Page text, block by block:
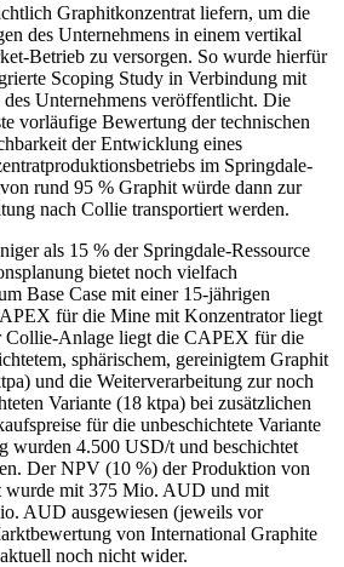
Graphitkonzentrat liefern, um die
des Unternehmens in einem vertikal
Betrieb zu versorgen. So wurde hierfür
Scoping Study in Verbindung mit
des Unternehmens veröffentlicht. Die
vorläufige Bewertung der technischen
der Entwicklung eines
im Springdale-
rund 95 % Graphit würde dann zur
nach Collie transportiert werden.
als 15 % der Springdale-Ressource
bietet noch vielfach
Base Case mit einer 15-jährigen
für die Mine mit Konzentrator liegt
Anlage liegt die CAPEX für die
sphärischem, gereinigtem Graphit
und die Weiterverarbeitung zur noch
Variante (18 ktpa) bei zusätzlichen
für die unbeschichtete Variante
wurden 4.500 USD/t und beschichtet
Der NPV (10 %) der Produktion von
wurde mit 375 Mio. AUD und mit
AUD ausgewiesen (jeweils vor
von International Graphite
noch nicht wider.